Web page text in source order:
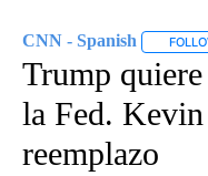
CNN - Spanish
Trump
la Fed. Kevin
reemplazo